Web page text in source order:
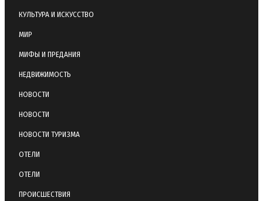
КУЛЬТУРА И ИСКУССТВО
МИР
МИФЫ И ПРЕДАНИЯ
НЕДВИЖИМОСТЬ
НОВОСТИ
НОВОСТИ
НОВОСТИ ТУРИЗМА
ОТЕЛИ
ОТЕЛИ
ПРОИСШЕСТВИЯ